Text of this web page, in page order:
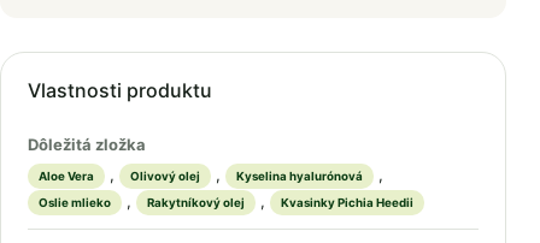
Vlastnosti produktu
Dôležitá zložka
Aloe Vera , Olivový olej , Kyselina hyalurónová ,
Oslie mlieko , Rakytníkový olej , Kvasinky Pichia Heedii